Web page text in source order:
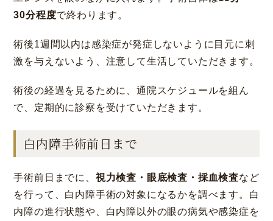
30分程度で終わります。
術後1週間以内は感染症が発症しないように目元に刺
激を与えないよう、注意して生活していただきます。
術後の経過を見るために、通院スケジュールを組ん
で、定期的に診察を受けていただきます。
白内障手術前日まで
手術前日までに、 視力検査・眼底検査・採血検査など
を行って、白内障手術の対象になるかを調べます。白
内障の進行状態や、白内障以外の眼の病気や感染症を